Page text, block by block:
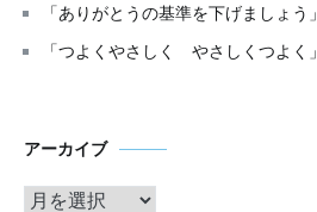
「ありがとうの基準を下げましょう」
「つよくやさしく やさしくつよく」
アーカイブア